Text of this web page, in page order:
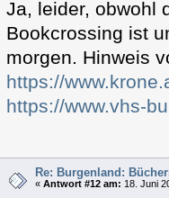
Ja, leider, obwohl
Bookcrossing ist
morgen. Hinweis
https://
https://www.vhs-
Re: Burgenland:
«Antwort #12 am: 18. Juni